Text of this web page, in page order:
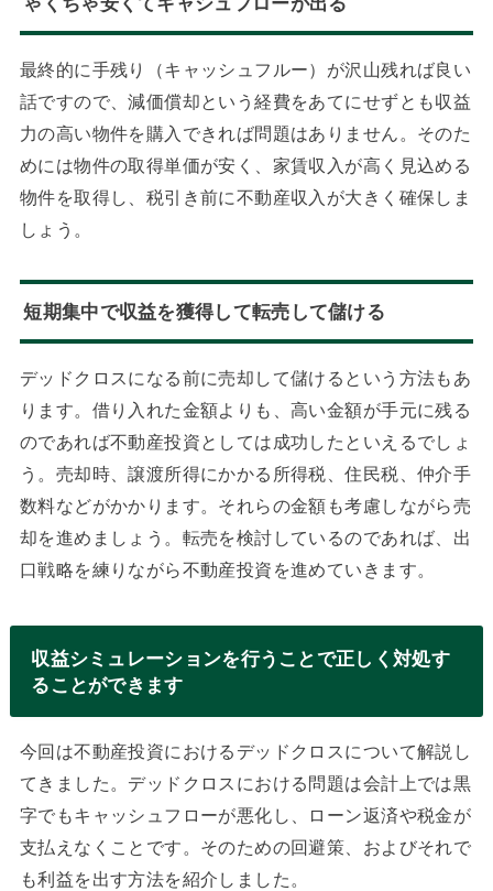
最終的に手残り（キャッシュフルー）が沢山残れば良い
話ですので、減価償却という経費をあてにせずとも収益
力の高い物件を購入できれば問題はありません。そのた
めには物件の取得単価が安く、家賃収入が高く見込める
物件を取得し、税引き前に不動産収入が大きく確保しま
しょう。
短期集中で収益を獲得して転売して儲ける
デッドクロスになる前に売却して儲けるという方法もあ
ります。借り入れた金額よりも、高い金額が手元に残る
のであれば不動産投資としては成功したといえるでしょ
う。売却時、譲渡所得にかかる所得税、住民税、仲介手
数料などがかかります。それらの金額も考慮しながら売
却を進めましょう。転売を検討しているのであれば、出
口戦略を練りながら不動産投資を進めていきます。
収益シミュレーションを行うことで正しく対処す
ることができます
今回は不動産投資におけるデッドクロスについて解説し
てきました。デッドクロスにおける問題は会計上では黒
字でもキャッシュフローが悪化し、ローン返済や税金が
支払えなくことです。そのための回避策、およびそれで
も利益を出す方法を紹介しました。